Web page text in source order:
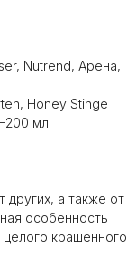
Nutrend, Арена,
Honey Stinge
мл
других, а также от
особенность
крашенного